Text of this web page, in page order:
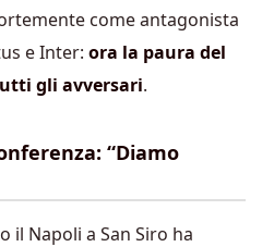
come antagonista
e Inter: ora la paura del
gli avversari.
“Diamo
il Napoli a San Siro ha